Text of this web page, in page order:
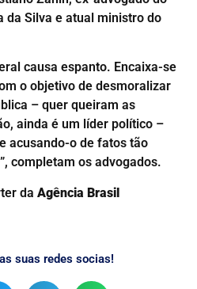
da Silva e atual ministro do
causa espanto. Encaixa-se
o objetivo de desmoralizar
– quer queiram as
ainda é um líder político –
acusando-o de fatos tão
completam os advogados.
da Agência Brasil
suas redes socias!